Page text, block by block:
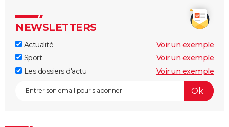
NEWSLETTERS
Actualité
Voir un exemple
Sport
Voir un exemple
Les dossiers d'actu
Voir un exemple